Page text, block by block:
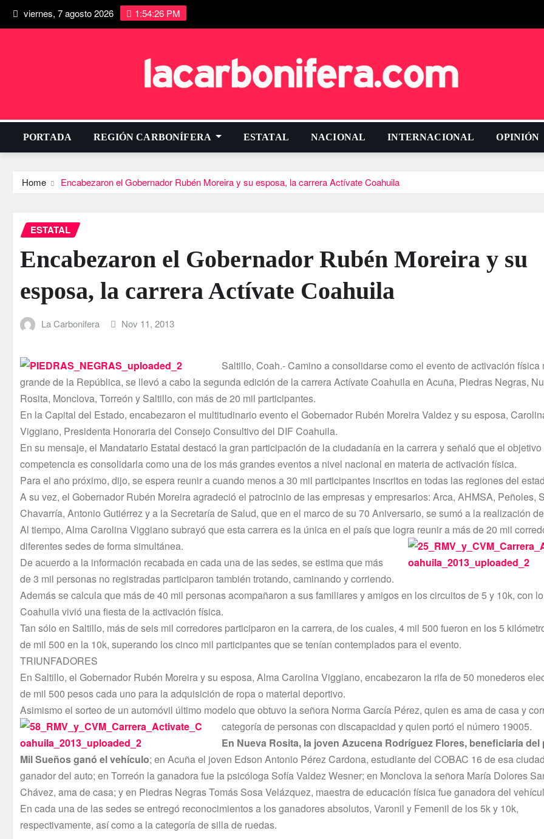
viernes, 7 agosto 2026 1:54:27 PM
PORTADA REGIÓN CARBONÍFERA ESTATAL NACIONAL INTERNACIONAL OPINIÓN
Home Encabezaron el Gobernador Rubén Moreira y su esposa, la carrera Actí­vate Coahuila
ESTATAL
Encabezaron el Gobernador Rubén Moreira y su
esposa, la carrera Actí­vate Coahuila
La Carbonifera Nov 11, 2013
Saltillo, Coah.- Camino a consolidarse como el evento de activación fí­sica
grande de la República, se llevó a cabo la segunda edición de la carrera Actí­vate Coahuila en Acuña, Piedras Negras,
Rosita, Monclova, Torreón y Saltillo, con más de 20 mil participantes.
En la Capital del Estado, encabezaron el multitudinario evento el Gobernador Rubén Moreira Valdez y su esposa,
Viggiano, Presidenta Honoraria del Consejo Consultivo del DIF Coahuila.
En su mensaje, el Mandatario Estatal destacó la gran participación de la ciudadaní­a en la carrera y señaló que el
competencia es consolidarla como una de los más grandes eventos a nivel nacional en materia de activación fí­sica.
Para el año próximo, dijo, se espera reunir a cuando menos a 30 mil participantes inscritos en todas las regiones del
A su vez, el Gobernador Rubén Moreira agradeció el patrocinio de las empresas y empresarios: Arca, AHMSA, Peñoles,
Chavarrí­a, Antonio Gutiérrez y a la Secretarí­a de Salud, que en el marco de su 70 Aniversario, se sumó a la realización
Al tiempo, Alma Carolina Viggiano subrayó que esta carrera es la única en el paí­s que logra reunir a más de 20 mil
diferentes sedes de forma simultánea.
De acuerdo a la información recabada en cada una de las sedes, se estima que más
de 3 mil personas no registradas participaron también trotando, caminando y corriendo.
Además se calcula que más de 40 mil personas acompañaron a sus familiares y amigos en los circuitos de 5 y 10k, con
Coahuila vivió una fiesta de la activación fí­sica.
Tan sólo en Saltillo, más de seis mil corredores participaron en la carrera, de los cuales, 4 mil 500 fueron en los 5
de mil 500 en la 10k, superando los cinco mil participantes que se tení­an contemplados para el evento.
TRIUNFADORES
En Saltillo, el Gobernador Rubén Moreira y su esposa, Alma Carolina Viggiano, encabezaron la rifa de 50 monederos
de mil 500 pesos cada uno para la adquisición de ropa o material deportivo.
Asimismo el sorteo de un automóvil último modelo que obtuvo la señora Norma Garcí­a Pérez, quien es ama de casa y
categorí­a de personas con discapacidad y quien portó el número 19005.
En Nueva Rosita, la joven Azucena Rodrí­guez Flores, beneficiaria del
Mil Sueños ganó el vehí­culo; en Acuña el joven Edson Antonio Pérez Cardona, estudiante del COBAC 16 de esa
ganador del auto; en Torreón la ganadora fue la psicóloga Sofí­a Valdez Wesner; en Monclova la señora Marí­a Dolores
Chávez, ama de casa; y en Piedras Negras Tomás Sosa Velázquez, maestra de educación fí­sica fue ganadora del
En cada una de las sedes se entregó reconocimientos a los ganadores absolutos, Varonil y Femenil de los 5k y 10k,
respectivamente, así­ como a la categorí­a de silla de ruedas.